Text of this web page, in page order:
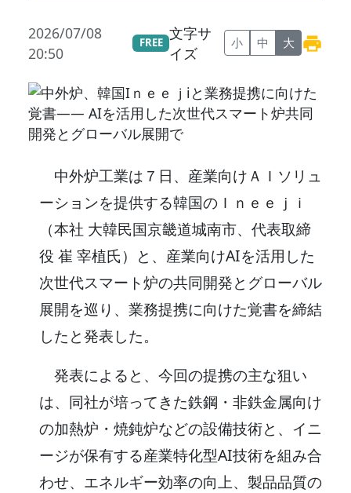
2026/07/08
20:50
FREE
文字サ
イズ
小 中 大
中外炉工業は７日、産業向けＡＩソリュ
ーションを提供する韓国のＩｎｅｅｊｉ
（本社 大韓民国京畿道城南市、代表取締
役 崔 宰植氏）と、産業向けAIを活用した
次世代スマート炉の共同開発とグローバル
展開を巡り、業務提携に向けた覚書を締結
したと発表した。
発表によると、今回の提携の主な狙い
は、同社が培ってきた鉄鋼・非鉄金属向け
の加熱炉・焼鈍炉などの設備技術と、イニ
ージが保有する産業特化型AI技術を組み合
わせ、エネルギー効率の向上、製品品質の